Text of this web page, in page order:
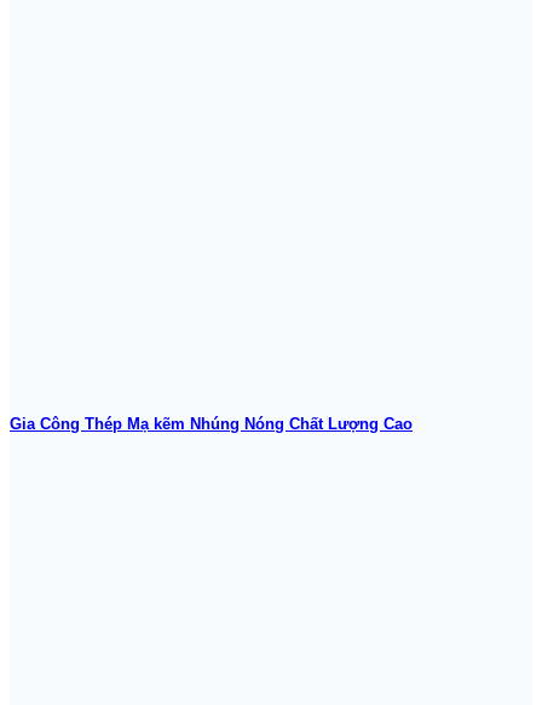
Gia Công Thép Mạ kẽm Nhúng Nóng Chất Lượng Cao